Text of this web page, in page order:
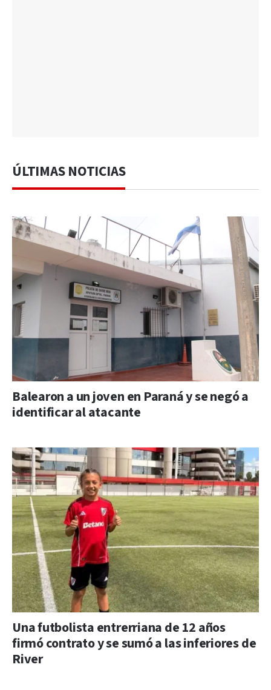
ÚLTIMAS NOTICIAS
Balearon a un joven en Paraná y se negó a
identificar al atacante
Una futbolista entrerriana de 12 años
firmó contrato y se sumó a las inferiores de
River